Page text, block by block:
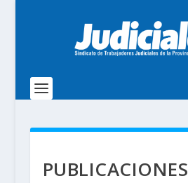
PUBLICACIONES